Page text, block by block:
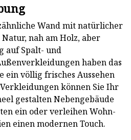
Wand mit natürlicher
nah am Holz, aber
auf Spalt- und
haben das
ein völlig frisches Aussehen
können Sie Ihr
gestalten Nebengebäude
ein oder verleihen Wohn-
einen modernen Touch.